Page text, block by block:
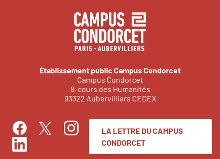
Établissement public Campus Condorcet
Campus Condorcet
8, cours des Humanités
93322 Aubervilliers CEDEX
FacebookTwitterInstagram
LinkedIn
LA LETTRE DU CAMPUS
CONDORCET